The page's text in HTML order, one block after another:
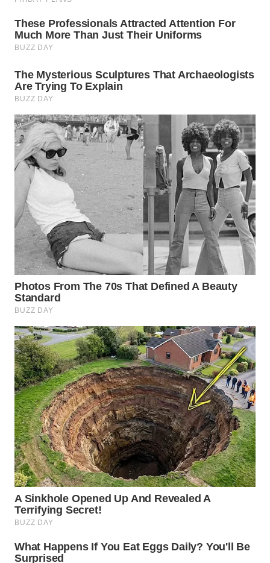
TANJUNG
LESUNG
WN
KARO
WN
SIMALUNGUN
WN
LABUHANBATU
WN
TAPANULI
TENGAH
WN DELI
SERDANG
WN
TINGGI
WN
PAKPAK
WN
KARAWANG
WN
BEKASI
WN
BOGOR
WN
DEPOK